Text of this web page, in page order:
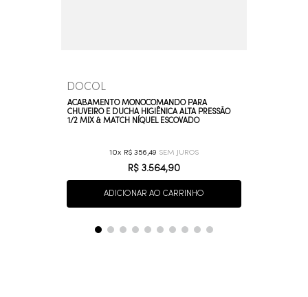
DOCOL
ACABAMENTO MONOCOMANDO PARA
CHUVEIRO E DUCHA HIGIÊNICA ALTA PRESSÃO
1/2 MIX & MATCH NÍQUEL ESCOVADO
10 R$ 356,49
R$ 3.564,90
ADICIONAR AO CARRINHO